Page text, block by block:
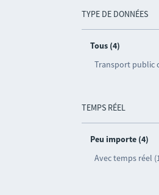
TYPE DE DONNÉES
Tous (4)
Transport public
TEMPS RÉEL
Peu importe (4)
Avec temps réel